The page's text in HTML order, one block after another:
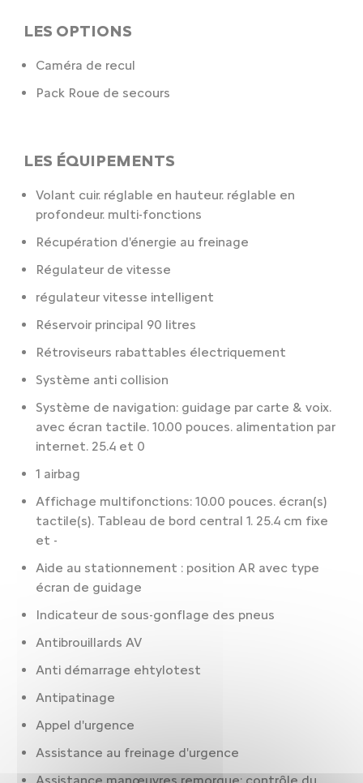
LES OPTIONS
Caméra de recul
Pack Roue de secours
LES ÉQUIPEMENTS
Volant cuir. réglable en hauteur. réglable en
profondeur. multi-fonctions
Récupération d'énergie au freinage
Régulateur de vitesse
régulateur vitesse intelligent
Réservoir principal 90 litres
Rétroviseurs rabattables électriquement
Système anti collision
Système de navigation: guidage par carte & voix.
avec écran tactile. 10.00 pouces. alimentation par
internet. 25.4 et 0
1 airbag
Affichage multifonctions: 10.00 pouces. écran(s)
tactile(s). Tableau de bord central 1. 25.4 cm fixe
et -
Aide au stationnement : position AR avec type
écran de guidage
Indicateur de sous-gonflage des pneus
Antibrouillards AV
Anti démarrage ehtylotest
Antipatinage
Appel d'urgence
Assistance au freinage d'urgence